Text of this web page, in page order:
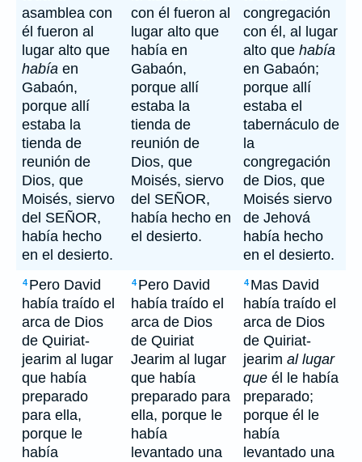
asamblea con
él fueron al
lugar alto que
había en
Gabaón,
porque allí
estaba la
tienda de
reunión de
Dios, que
Moisés, siervo
del SEÑOR,
había hecho
en el desierto.
con él fueron al
lugar alto que
había en
Gabaón,
porque allí
estaba la
tienda de
reunión de
Dios, que
Moisés, siervo
del SEÑOR,
había hecho en
el desierto.
congregación
con él, al lugar
alto que había
en Gabaón;
porque allí
estaba el
tabernáculo de
la
congregación
de Dios, que
Moisés siervo
de Jehová
había hecho
en el desierto.
4 Pero David
había traído el
arca de Dios
de Quiriat-
jearim al lugar
que había
preparado
para ella,
porque le
había
4 Pero David
había traído el
arca de Dios
de Quiriat
Jearim al lugar
que había
preparado para
ella, porque le
había
levantado una
4 Mas David
había traído el
arca de Dios
de Quiriat-
jearim al lugar
que él le había
preparado;
porque él le
había
levantado una